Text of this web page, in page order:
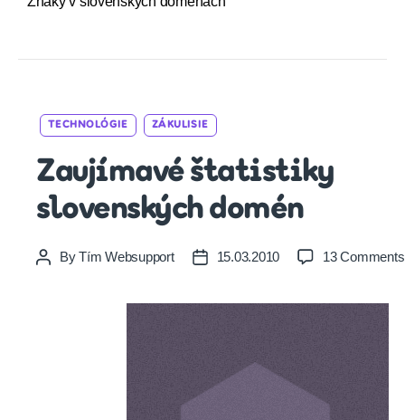
TECHNOLÓGIE ZÁKULISIE
Zaujímavé štatistiky
slovenských domén
PostByTím Websupport
Post15.03.2010 13 Comments